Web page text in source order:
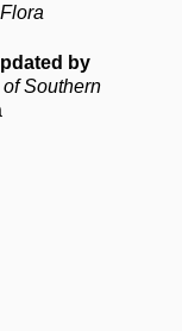
Flora
by
of Southern